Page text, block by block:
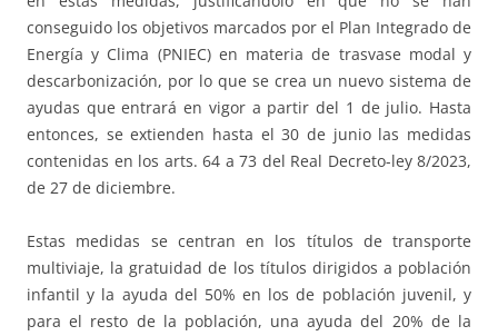
conseguido los objetivos marcados por el Plan Integrado de
Energía y Clima (PNIEC) en materia de trasvase modal y
descarbonización, por lo que se crea un nuevo sistema de
ayudas que entrará en vigor a partir del 1 de julio. Hasta
entonces, se extienden hasta el 30 de junio las medidas
contenidas en los arts. 64 a 73 del Real Decreto-ley 8/2023,
de 27 de diciembre.
Estas medidas se centran en los títulos de transporte
multiviaje, la gratuidad de los títulos dirigidos a población
infantil y la ayuda del 50% en los de población juvenil, y
para el resto de la población, una ayuda del 20% de la